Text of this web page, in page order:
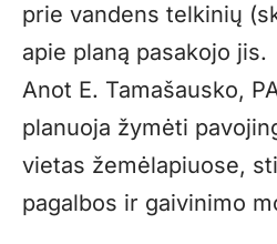
prie vandens telkinių
apie planą pasakojo jis.
Anot E. Tamašausko,
planuoja žymėti
vietas žemėlapiuose,
pagalbos ir gaivinimo